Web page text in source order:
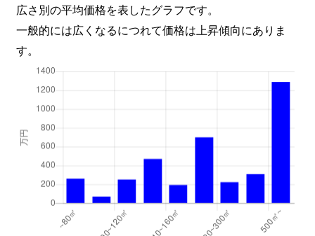
広さ別の平均価格を表したグラフです。
一般的には広くなるにつれて価格は上昇傾向にありま
す。